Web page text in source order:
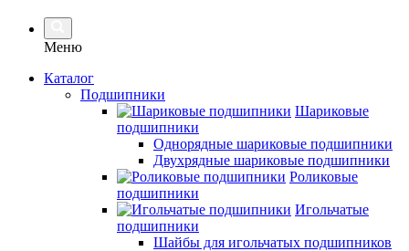
Меню
Каталог
Подшипники
Шариковые
подшипники
Однорядные шариковые подшипники
Двухрядные шариковые подшипники
Роликовые
подшипники
Игольчатые
подшипники
Шайбы для игольчатых подшипников